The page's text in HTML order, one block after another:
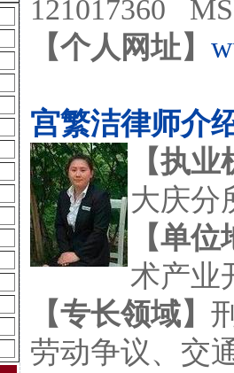
121017360
【个人网址】
宫繁洁律师介
【执
大庆
【单
术产业
【专长领域】
劳动争议、交